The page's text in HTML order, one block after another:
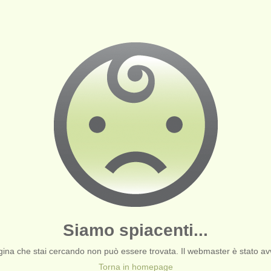
Siamo spiacenti...
che stai cercando non può essere trovata. Il webmaster è stato
Torna in homepage